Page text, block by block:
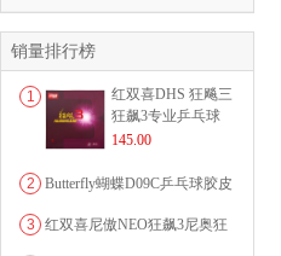
销量排行榜
1
红双喜DHS 狂飚三
狂飙3专业乒乓球
粘性反胶套胶...
145.00
2
Butterfly蝴蝶D09C乒乓球胶皮
3
红双喜尼傲NEO狂飙3尼奥狂